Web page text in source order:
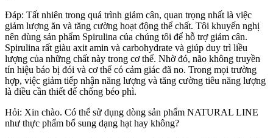
Đáp: Tất nhiên trong quá trình giảm cân, quan trọng nhất là việc
giảm lượng ăn và tăng cường hoạt động thể chất. Tôi khuyến nghị
nên dùng sản phẩm Spirulina của chúng tôi để hỗ trợ giảm cân.
Spirulina rất giàu axit amin và carbohydrate và giúp duy trì liều
lượng của những chất này trong cơ thể. Nhờ đó, não không truyền
tín hiệu báo bị đói và cơ thể có cảm giác đã no. Trong mọi trường
hợp, việc giảm tiếp nhận năng lượng và tăng cường tiêu năng lượng
là điều cần thiết để chống béo phì.
Hỏi: Xin chào. Có thể sử dụng dòng sản phẩm NATURAL LINE
như thực phẩm bổ sung dạng hạt hay không?